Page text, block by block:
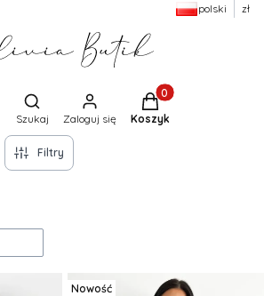
polski zł
Otwórz wyszukiwarkę
Szukaj Zaloguj się
Produkty w
Koszyk
Filtry
Nowość